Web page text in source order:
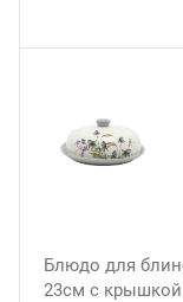
Блюдо для
23см с крышкой